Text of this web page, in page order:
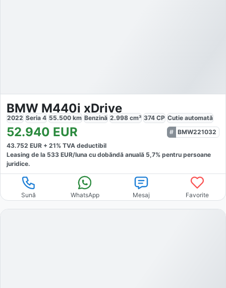
BMW M440i xDrive
2022 Seria 4 55.500 km Benzină 2.998 cm³ 374 CP Cutie automată
52.940 EUR
BMW221032
43.752 EUR + 21% TVA deductibil
Leasing de la 533 EUR/luna cu dobăndă anuală 5,7% pentru persoane
juridice.
Sună WhatsApp Mesaj Favorite